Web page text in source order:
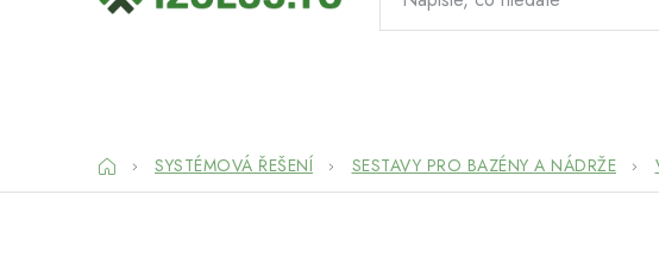
DomůSYSTÉMOVÁ ŘEŠENÍ SESTAVY PRO BAZÉNY A NÁDRŽE